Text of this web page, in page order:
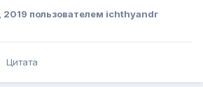
2019 пользователем ichthyandr
Цитата